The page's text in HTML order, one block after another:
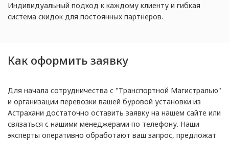
Индивидуальный подход к каждому клиенту и гибкая
система скидок для постоянных партнеров.
Как оформить заявку
Для начала сотрудничества с "Транспортной Магистралью"
и организации перевозки вашей буровой установки из
Астрахани достаточно оставить заявку на нашем сайте или
связаться с нашими менеджерами по телефону. Наши
эксперты оперативно обработают ваш запрос, предложат